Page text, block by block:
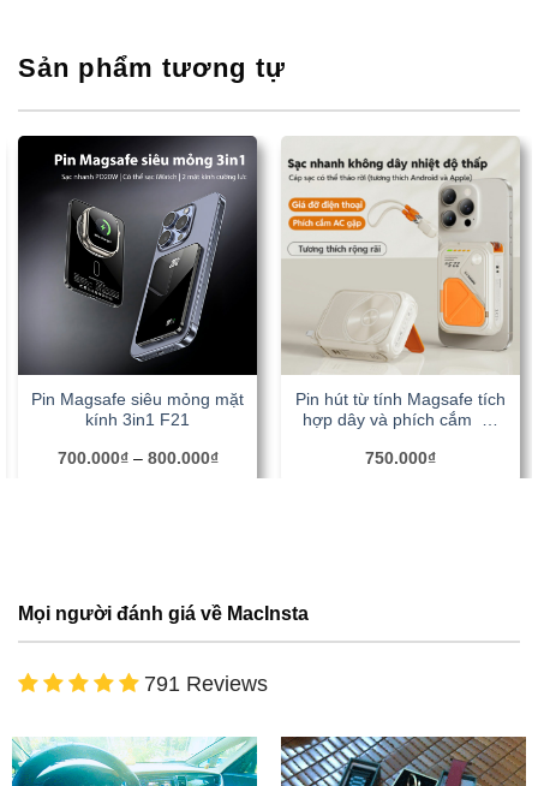
Sản phẩm tương tự
Pin Magsafe siêu mỏng mặt
kính 3in1 F21
700.000₫– 800.000₫
Pin hút từ tính Magsafe tích
hợp dây và phích cắm …
750.000₫
Mọi người đánh giá về MacInsta
791 Reviews